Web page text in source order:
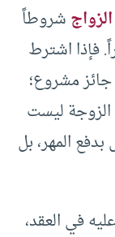
شروطاً
فإذا اشترط
مشروع؛
الزوجة ليست
المهر، بل
في العقد،